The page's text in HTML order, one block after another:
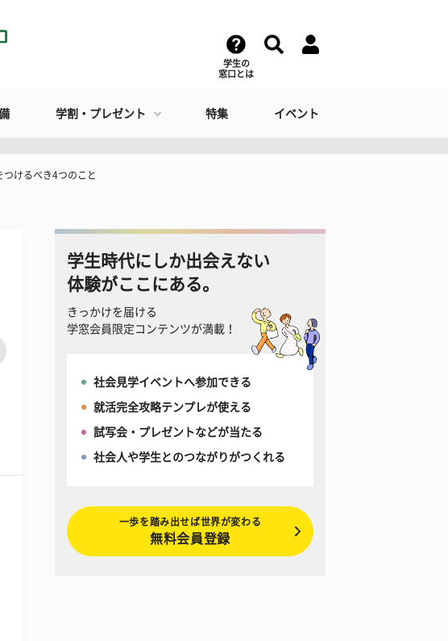
学生の
窓口とは
学割・プレゼント 特集 イベント
けるべき4つのこと
学生時代にしか出会えない
体験がここにある。
きっかけを届ける
学窓会員限定コンテンツが満載！
社会見学イベントへ参加できる
就活完全攻略テンプレが使える
試写会・プレゼントなどが当たる
社会人や学生とのつながりがつくれる
一歩を踏み出せば世界が変わる
無料会員登録